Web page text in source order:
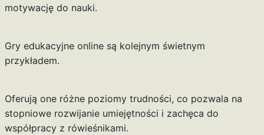
motywację do nauki.
Gry edukacyjne online są kolejnym świetnym
przykładem.
Oferują one różne poziomy trudności, co pozwala na
stopniowe rozwijanie umiejętności i zachęca do
współpracy z rówieśnikami.